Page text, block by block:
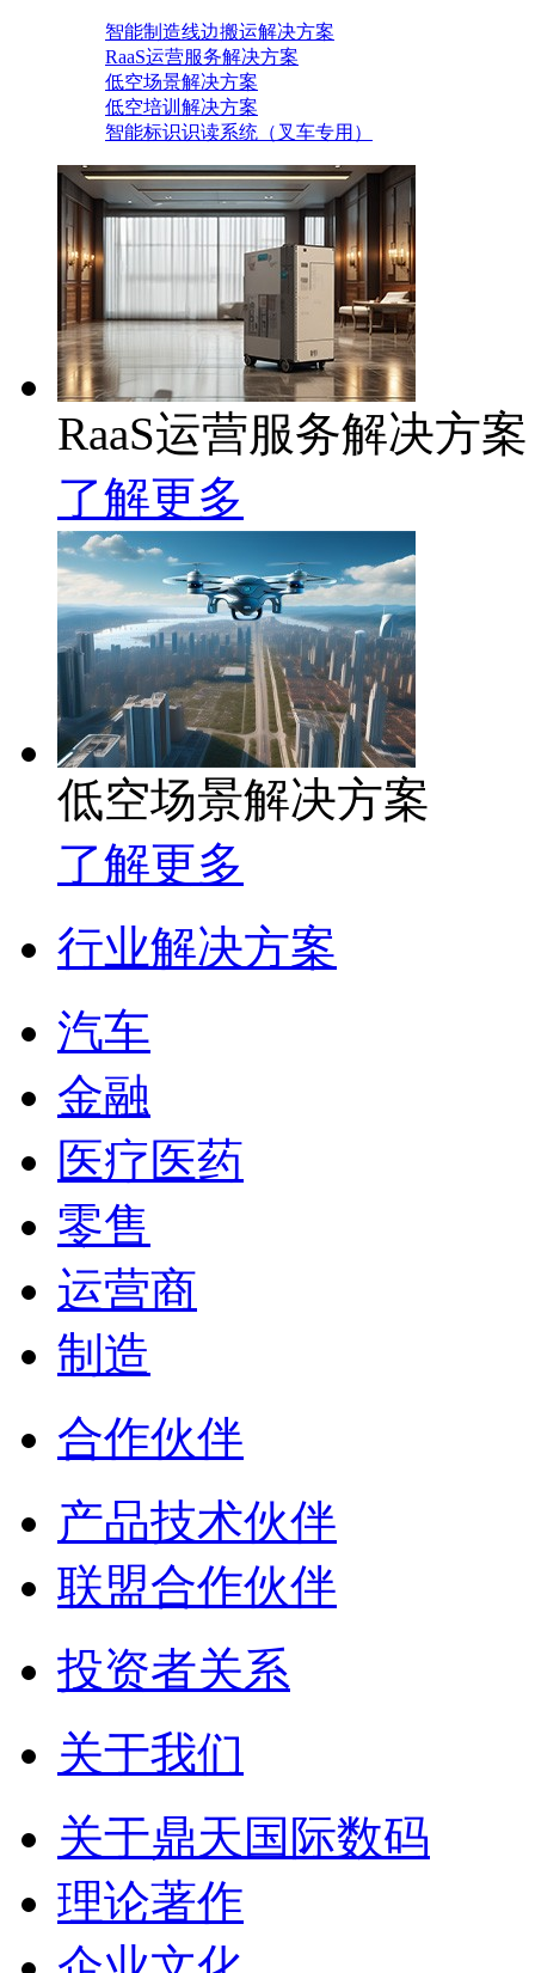
智能制造线边搬运解决方案
RaaS运营服务解决方案
低空场景解决方案
低空培训解决方案
智能标识识读系统（叉车专用）
RaaS运营服务解决方案
了解更多
低空场景解决方案
了解更多
行业解决方案
汽车
金融
医疗医药
零售
运营商
制造
合作伙伴
产品技术伙伴
联盟合作伙伴
投资者关系
关于我们
关于鼎天国际数码
理论著作